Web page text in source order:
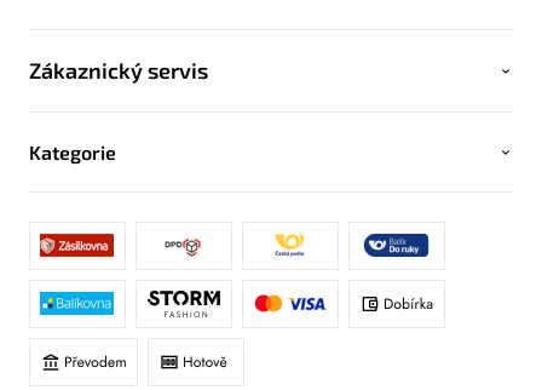
Zákaznický servis
Kategorie